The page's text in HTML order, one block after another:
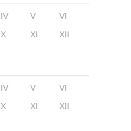
IV V
VI
X XI XII
IV V
VI
X XI XII